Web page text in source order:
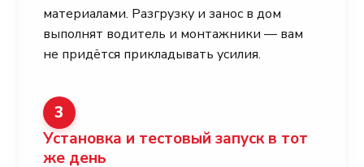
материалами. Разгрузку и занос в дом
выполнят водитель и монтажники — вам
не придётся прикладывать усилия.
3
Установка и тестовый запуск в тот
же день